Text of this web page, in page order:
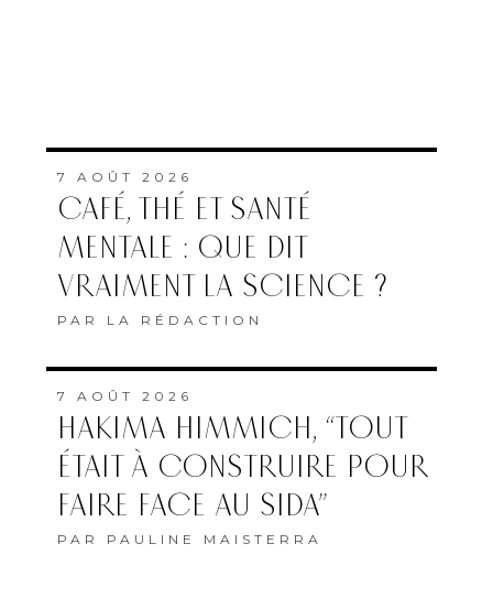
7 AOÛT 2026
CAFÉ, THÉ ET SANTÉ
MENTALE : QUE DIT
VRAIMENT LA SCIENCE ?
PAR LA RÉDACTION
7 AOÛT 2026
HAKIMA HIMMICH, “TOUT
ÉTAIT À CONSTRUIRE POUR
FAIRE FACE AU SIDA”
PAR PAULINE MAISTERRA